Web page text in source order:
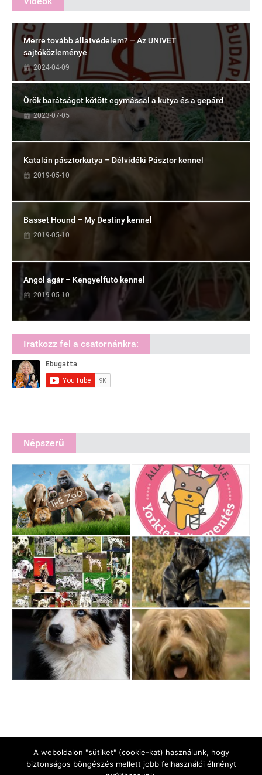
Merre tovább állatvédelem? – Az UNIVET
sajtóközleménye
2024-04-09
Örök barátságot kötött egymással a kutya és a gepárd
2023-07-05
Katalán pásztorkutya – Délvidéki Pásztor kennel
2019-05-10
Basset Hound – My Destiny kennel
2019-05-10
Angol agár – Kengyelfutó kennel
2019-05-10
Iratkozz fel a csatornánkra:
Népszerű
A weboldalon "sütiket" (cookie-kat) használunk, hogy
biztonságos böngészés mellett jobb felhasználói élményt